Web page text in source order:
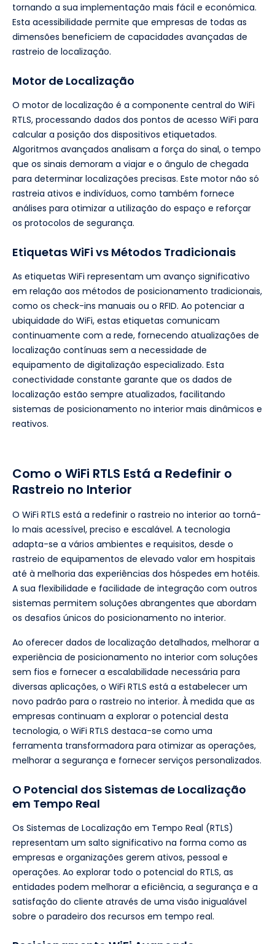
tornando a sua implementação mais fácil e económica.
Esta acessibilidade permite que empresas de todas as
dimensões beneficiem de capacidades avançadas de
rastreio de localização.
Motor de Localização
O motor de localização é a componente central do WiFi
RTLS, processando dados dos pontos de acesso WiFi para
calcular a posição dos dispositivos etiquetados.
Algoritmos avançados analisam a força do sinal, o tempo
que os sinais demoram a viajar e o ângulo de chegada
para determinar localizações precisas. Este motor não só
rastreia ativos e indivíduos, como também fornece
análises para otimizar a utilização do espaço e reforçar
os protocolos de segurança.
Etiquetas WiFi vs Métodos Tradicionais
As etiquetas WiFi representam um avanço significativo
em relação aos métodos de posicionamento tradicionais,
como os check-ins manuais ou o RFID. Ao potenciar a
ubiquidade do WiFi, estas etiquetas comunicam
continuamente com a rede, fornecendo atualizações de
localização contínuas sem a necessidade de
equipamento de digitalização especializado. Esta
conectividade constante garante que os dados de
localização estão sempre atualizados, facilitando
sistemas de posicionamento no interior mais dinâmicos e
reativos.
Como o WiFi RTLS Está a Redefinir o
Rastreio no Interior
O WiFi RTLS está a redefinir o rastreio no interior ao torná-
lo mais acessível, preciso e escalável. A tecnologia
adapta-se a vários ambientes e requisitos, desde o
rastreio de equipamentos de elevado valor em hospitais
até à melhoria das experiências dos hóspedes em hotéis.
A sua flexibilidade e facilidade de integração com outros
sistemas permitem soluções abrangentes que abordam
os desafios únicos do posicionamento no interior.
Ao oferecer dados de localização detalhados, melhorar a
experiência de posicionamento no interior com soluções
sem fios e fornecer a escalabilidade necessária para
diversas aplicações, o WiFi RTLS está a estabelecer um
novo padrão para o rastreio no interior. À medida que as
empresas continuam a explorar o potencial desta
tecnologia, o WiFi RTLS destaca-se como uma
ferramenta transformadora para otimizar as operações,
melhorar a segurança e fornecer serviços personalizados.
O Potencial dos Sistemas de Localização
em Tempo Real
Os Sistemas de Localização em Tempo Real (RTLS)
representam um salto significativo na forma como as
empresas e organizações gerem ativos, pessoal e
operações. Ao explorar todo o potencial do RTLS, as
entidades podem melhorar a eficiência, a segurança e a
satisfação do cliente através de uma visão inigualável
sobre o paradeiro dos recursos em tempo real.